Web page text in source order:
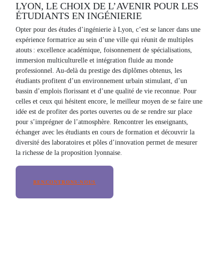
LYON, LE CHOIX DE L’AVENIR POUR LES
ÉTUDIANTS EN INGÉNIERIE
Opter pour des études d’ingénierie à Lyon, c’est se lancer dans une
expérience formatrice au sein d’une ville qui réunit de multiples
atouts : excellence académique, foisonnement de spécialisations,
immersion multiculturelle et intégration fluide au monde
professionnel. Au-delà du prestige des diplômes obtenus, les
étudiants profitent d’un environnement urbain stimulant, d’un
bassin d’emplois florissant et d’une qualité de vie reconnue. Pour
celles et ceux qui hésitent encore, le meilleur moyen de se faire une
idée est de profiter des portes ouvertes ou de se rendre sur place
pour s’imprégner de l’atmosphère. Rencontrer les enseignants,
échanger avec les étudiants en cours de formation et découvrir la
diversité des laboratoires et pôles d’innovation permet de mesurer
la richesse de la proposition lyonnaise.
RENCONTRONS-NOUS